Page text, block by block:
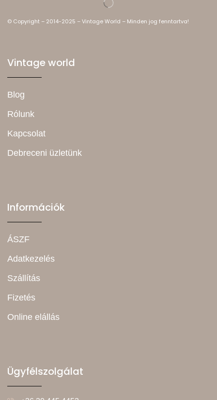
© Copyright – 2014-2025 – Vintage World – Minden jog fenntartva!
Vintage world
Blog
Rólunk
Kapcsolat
Debreceni üzletünk
Információk
ÁSZF
Adatkezelés
Szállítás
Fizetés
Online elállás
Ügyfélszolgálat